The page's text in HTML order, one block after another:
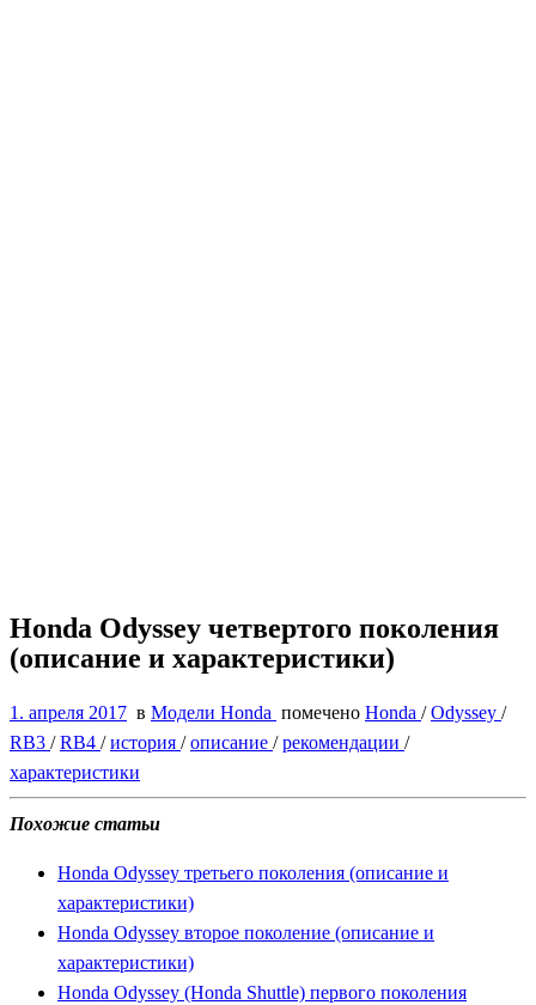
Honda Odyssey четвертого поколения
(описание и характеристики)
1. апреля 2017 в Модели Honda помечено Honda /Odyssey /
RB3 /RB4 /история /описание /рекомендации /
характеристики
Похожие статьи
Honda Odyssey третьего поколения (описание и
характеристики)
Honda Odyssey второе поколение (описание и
характеристики)
Honda Odyssey (Honda Shuttle) первого поколения